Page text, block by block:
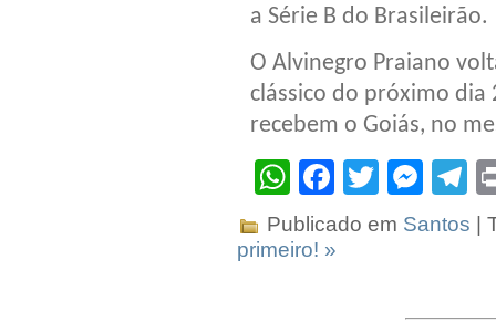
a Série B do Brasileirão.
O Alvinegro Praiano
clássico do próximo dia
recebem o Goiás, no
WhatsApp
Facebook
Twitter
Publicado em Santos |
primeiro! »